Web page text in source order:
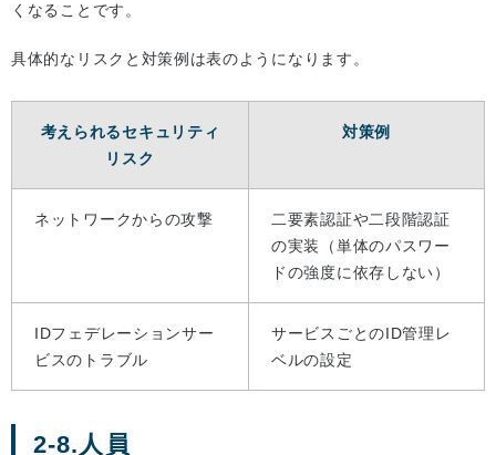
くなることです。
具体的なリスクと対策例は表のようになります。
考えられるセキュリティ
リスク
対策例
ネットワークからの攻撃
二要素認証や二段階認証
の実装（単体のパスワー
ドの強度に依存しない）
IDフェデレーションサー
ビスのトラブル
サービスごとのID管理レ
ベルの設定
2-8.人員